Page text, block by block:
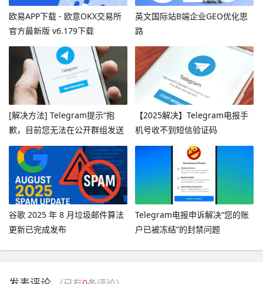
欧易APP下载 - 欧意OKX交易所
官方最新版 v6.179下载
英文国际站B端企业GEO优化思
路
[解决方法] Telegram提示“抱
歉，目前您无法在公开群组发送
消息”
【2025解决】Telegram电报手
机号收不到短信验证码
谷歌 2025 年 8 月垃圾邮件算法
更新已完成发布
Telegram电报申诉解决“您的账
户已被冻结”的封禁问题